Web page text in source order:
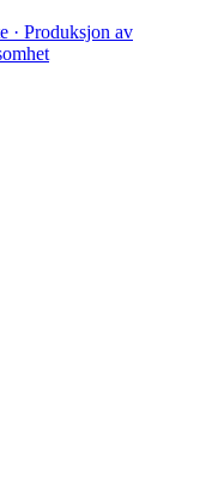
· Produksjon av